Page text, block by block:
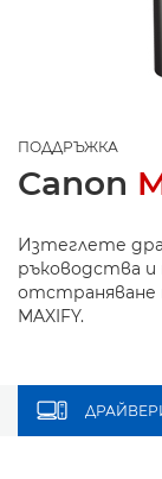
ПОДДРЪЖКА
Canon
Изтеглете
ръководства и
отстраняване
MAXIFY.